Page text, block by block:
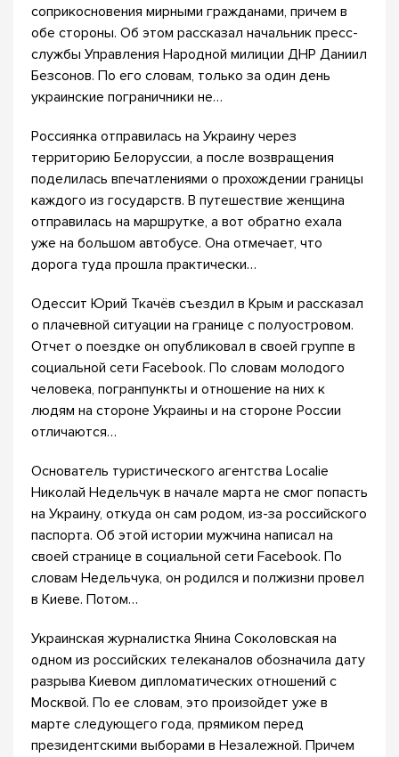
соприкосновения мирными гражданами, причем в
обе стороны. Об этом рассказал начальник пресс-
службы Управления Народной милиции ДНР Даниил
Безсонов. По его словам, только за один день
украинские пограничники не…
Россиянка отправилась на Украину через
территорию Белоруссии, а после возвращения
поделилась впечатлениями о прохождении границы
каждого из государств. В путешествие женщина
отправилась на маршрутке, а вот обратно ехала
уже на большом автобусе. Она отмечает, что
дорога туда прошла практически…
Одессит Юрий Ткачёв съездил в Крым и рассказал
о плачевной ситуации на границе с полуостровом.
Отчет о поездке он опубликовал в своей группе в
социальной сети Facebook. По словам молодого
человека, погранпункты и отношение на них к
людям на стороне Украины и на стороне России
отличаются…
Основатель туристического агентства Localie
Николай Недельчук в начале марта не смог попасть
на Украину, откуда он сам родом, из-за российского
паспорта. Об этой истории мужчина написал на
своей странице в социальной сети Facebook. По
словам Недельчука, он родился и полжизни провел
в Киеве. Потом…
Украинская журналистка Янина Соколовская на
одном из российских телеканалов обозначила дату
разрыва Киевом дипломатических отношений с
Москвой. По ее словам, это произойдет уже в
марте следующего года, прямиком перед
президентскими выборами в Незалежной. Причем